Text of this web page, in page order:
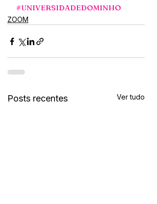
#UNIVERSIDADEDOMINHO
ZOOM
Posts recentes Ver tudo